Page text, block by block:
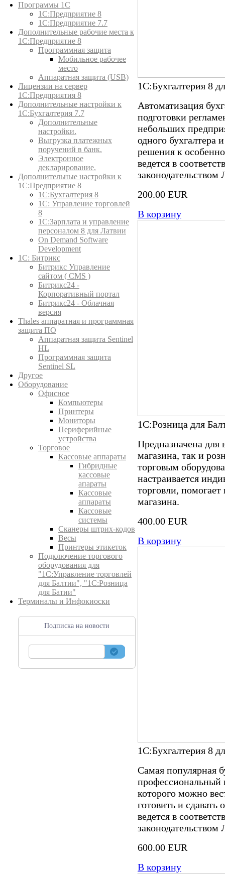
Программы 1С
1С:Предприятие 8
1С:Предприятие 7.7
Дополнительные рабочие места к
1С:Предприятие 8
Программная защита
Мобильное рабочее
место
Аппаратная защита (USB)
Лицензии на сервер
1С:Предприятия 8
Дополнительные настройки к
1С:Бухгалтерия 7.7
Дополнительные
настройки.
Выгрузка платежных
поручений в банк.
Электронное
декларирование.
Дополнительные настройки к
1С:Предприятие 8
1С:Бухгалтерия 8
1C: Управление торговлей
8
1С:Зарплата и управление
персоналом 8 для Латвии
On Demand Software
Development
1С: Битрикс
Битрикс Управление
сайтом ( CMS )
Битрикс24 -
Корпоративный портал
Битрикс24 - Облачная
версия
Thales аппаратная и программная
защита ПО
Аппаратная защита Sentinel
HL
Программная защита
Sentinel SL
Другое
Оборудование
Офисное
Компьютеры
Принтеры
Мониторы
Периферийные
устройства
Торговое
Кассовые аппараты
Гибридные
кассовые
апараты
Кассовые
аппараты
Кассовые
системы
Сканеры штрих-кодов
Весы
Принтеры этикеток
Подключение торгового
оборудования для
"1С:Управление торговлей
для Балтии", "1С:Розница
для Батии"
Терминалы и Инфокиоски
Подписка на новости
1С:Бухгалтерия 8
Автоматизация
подготовки
небольших
одного бухгалтера
решения к
ведется в
200.00 EUR
В корзину
1С:Розница для
Предназначена для
магазина, так и
торговым
настраивается
торговли,
магазина.
400.00 EUR
В корзину
1С:Бухгалтерия 8
Самая популярная
профессиональный
которого можно
готовить и сдавать
ведется в
600.00 EUR
В корзину